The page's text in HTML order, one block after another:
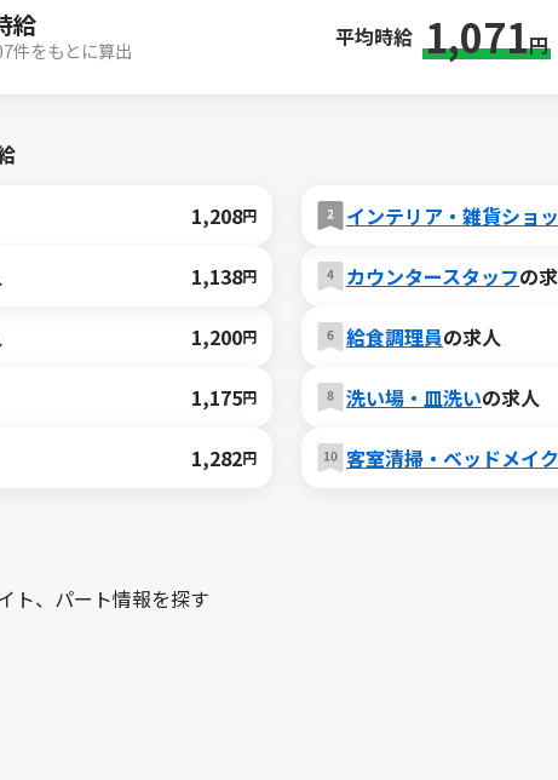
給
件をもとに算出 平均時給 1,071円
1,208円 インテリア・雑貨ショ
1,138円 カウンタースタッフの
1,200円 給食調理員の求人
1,175円 洗い場・皿洗いの求人
1,282円 客室清掃・ベッドメイク
ト、パート情報を探す